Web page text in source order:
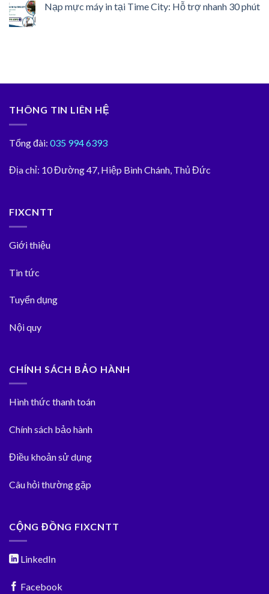
Nạp mực máy in tại Time City: Hỗ trợ nhanh 30 phút
THÔNG TIN LIÊN HỆ
Tổng đài: 035 994 6393
Địa chỉ: 10 Đường 47, Hiệp Bình Chánh, Thủ Đức
FIXCNTT
Giới thiệu
Tin tức
Tuyển dụng
Nội quy
CHÍNH SÁCH BẢO HÀNH
Hình thức thanh toán
Chính sách bảo hành
Điều khoản sử dụng
Câu hỏi thường gặp
CỘNG ĐỒNG FIXCNTT
LinkedIn
Facebook